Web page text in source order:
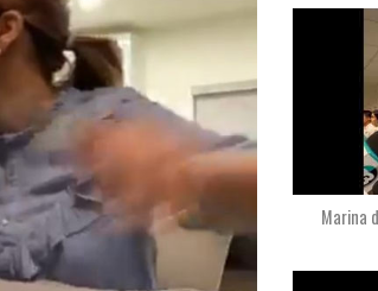
Marina